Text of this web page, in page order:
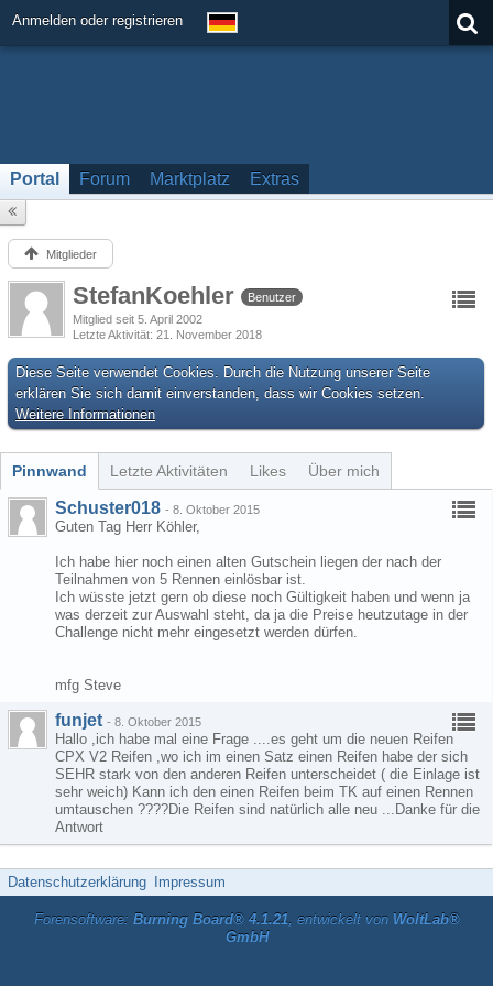
Anmelden oder registrieren
Portal Forum Marktplatz Extras
Mitglieder
StefanKoehler
Benutzer
Mitglied seit 5. April 2002
Letzte Aktivität 21. November 2018
Diese Seite verwendet Cookies. Durch die Nutzung unserer Seite
erklären Sie sich damit einverstanden, dass wir Cookies setzen.
Weitere Informationen
Pinnwand Letzte Aktivitäten Likes Über mich
Schuster018 - 8. Oktober 2015
Guten Tag Herr Köhler,
Ich habe hier noch einen alten Gutschein liegen der nach der
Teilnahmen von 5 Rennen einlösbar ist.
Ich wüsste jetzt gern ob diese noch Gültigkeit haben und wenn ja
was derzeit zur Auswahl steht, da ja die Preise heutzutage in der
Challenge nicht mehr eingesetzt werden dürfen.
mfg Steve
funjet - 8. Oktober 2015
Hallo ,ich habe mal eine Frage ....es geht um die neuen Reifen
CPX V2 Reifen ,wo ich im einen Satz einen Reifen habe der sich
SEHR stark von den anderen Reifen unterscheidet ( die Einlage ist
sehr weich) Kann ich den einen Reifen beim TK auf einen Rennen
umtauschen ????Die Reifen sind natürlich alle neu ...Danke für die
Antwort
Datenschutzerklärung Impressum
Forensoftware: Burning Board® 4.1.21, entwickelt von WoltLab®
GmbH